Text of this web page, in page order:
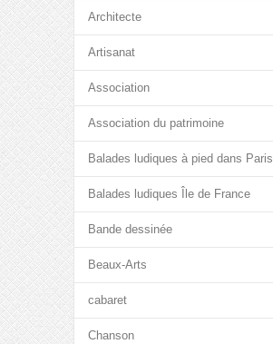
Architecte
Artisanat
Association
Association du patrimoine
Balades ludiques à pied dans Paris
Balades ludiques Île de France
Bande dessinée
Beaux-Arts
cabaret
Chanson